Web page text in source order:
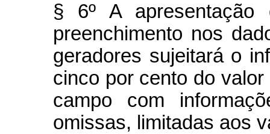
§ 6º A
preenchimento nos
geradores sujeitará o
cinco por cento do
campo com
omissas, limitadas aos